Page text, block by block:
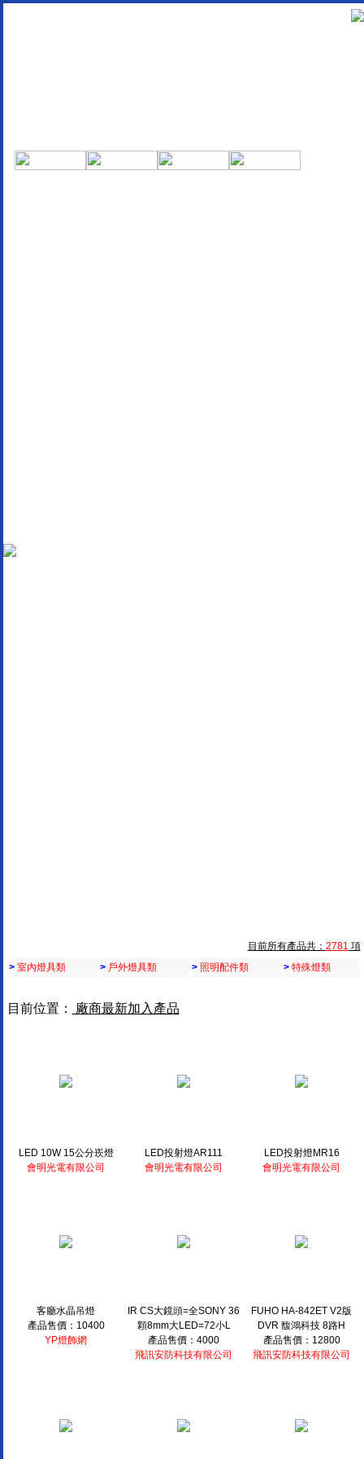
目前所有產品共： 2781 項
> 室內燈具類 > 戶外燈具類 > 照明配件類 > 特殊燈類
目前位置： 廠商最新加入產品
LED 10W 15公分崁燈
會明光電有限公司
LED投射燈AR111
會明光電有限公司
LED投射燈MR16
會明光電有限公司
客廳水晶吊燈
產品售價：10400
YP燈飾網
IR CS大鏡頭=全SONY 36
顆8mm大LED=72小L
產品售價：4000
飛訊安防科技有限公司
FUHO HA-842ET V2版
DVR 馥鴻科技 8路H
產品售價：12800
飛訊安防科技有限公司